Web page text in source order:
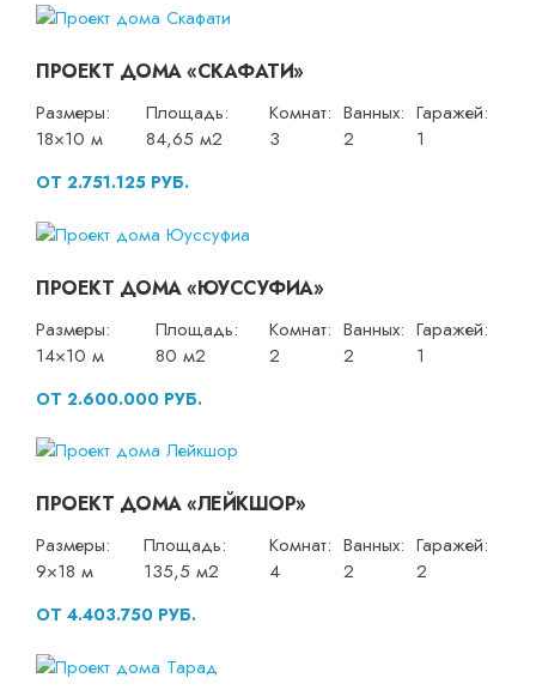
ПРОЕКТ ДОМА «СКАФАТИ»
Размеры:
18×10 м
Площадь:
84,65 м2
Комнат:
3
Ванных:
2
Гаражей:
1
ОТ 2.751.125 РУБ.
ПРОЕКТ ДОМА «ЮУССУФИА»
Размеры:
14×10 м
Площадь:
80 м2
Комнат:
2
Ванных:
2
Гаражей:
1
ОТ 2.600.000 РУБ.
ПРОЕКТ ДОМА «ЛЕЙКШОР»
Размеры:
9×18 м
Площадь:
135,5 м2
Комнат:
4
Ванных:
2
Гаражей:
2
ОТ 4.403.750 РУБ.